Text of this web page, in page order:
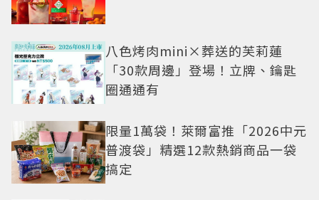
八色烤肉mini×葬送的芙莉蓮
「30款周邊」登場！立牌、鑰匙
圈通通有
限量1萬袋！萊爾富推「2026中元
普渡袋」精選12款熱銷商品一袋
搞定